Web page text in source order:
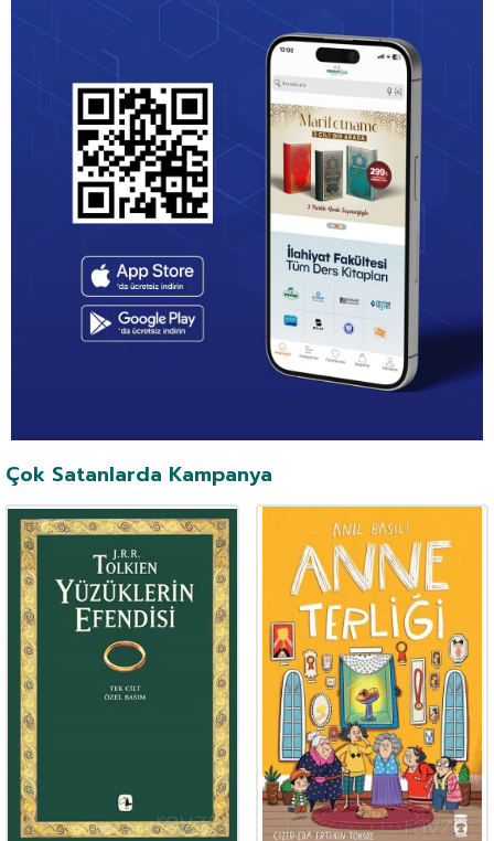
Çok Satanlarda Kampanya